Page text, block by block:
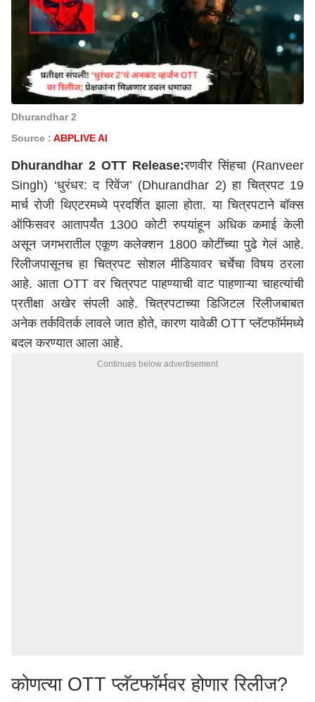
Dhurandhar 2
Source : ABPLIVE AI
Dhurandhar 2 OTT Release:रणवीर सिंहचा (Ranveer
Singh) ‘धुरंधर: द रिवेंज’ (Dhurandhar 2) हा चित्रपट 19
मार्च रोजी थिएटरमध्ये प्रदर्शित झाला होता. या चित्रपटाने बॉक्स
ऑफिसवर आतापर्यंत 1300 कोटी रुपयांहून अधिक कमाई केली
असून जगभरातील एकूण कलेक्शन 1800 कोटींच्या पुढे गेलं आहे.
रिलीजपासूनच हा चित्रपट सोशल मीडियावर चर्चेचा विषय ठरला
आहे. आता OTT वर चित्रपट पाहण्याची वाट पाहणाऱ्या चाहत्यांची
प्रतीक्षा अखेर संपली आहे. चित्रपटाच्या डिजिटल रिलीजबाबत
अनेक तर्कवितर्क लावले जात होते, कारण यावेळी OTT प्लॅटफॉर्ममध्ये
बदल करण्यात आला आहे.
Continues below advertisement
कोणत्या OTT प्लॅटफॉर्मवर होणार रिलीज?